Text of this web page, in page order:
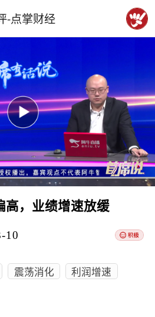
-点掌财经
高，业绩增速放缓
10
震荡消化
利润增速